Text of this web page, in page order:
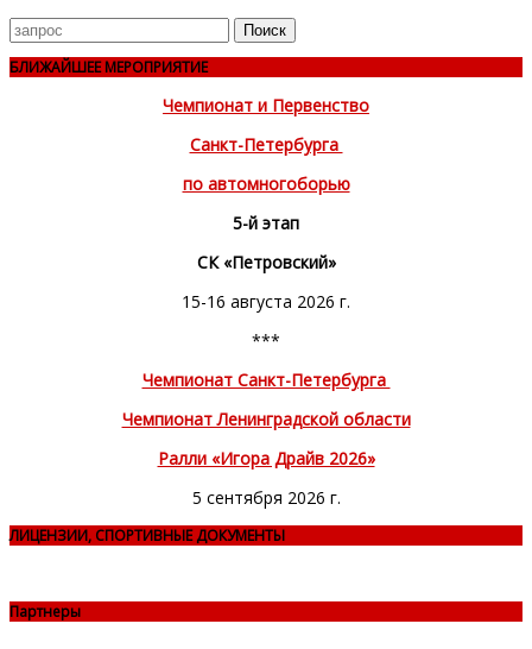
Поиск
для
БЛИЖАЙШЕЕ МЕРОПРИЯТИЕ
Чемпионат и Первенство
Санкт-Петербурга
по автомногоборью
5-й этап
СК «Петровский»
15-16 августа 2026 г.
***
Чемпионат Санкт-Петербурга
Чемпионат Ленинградской области
Ралли «Игора Драйв 2026»
5 сентября 2026 г.
ЛИЦЕНЗИИ, СПОРТИВНЫЕ ДОКУМЕНТЫ
Партнеры